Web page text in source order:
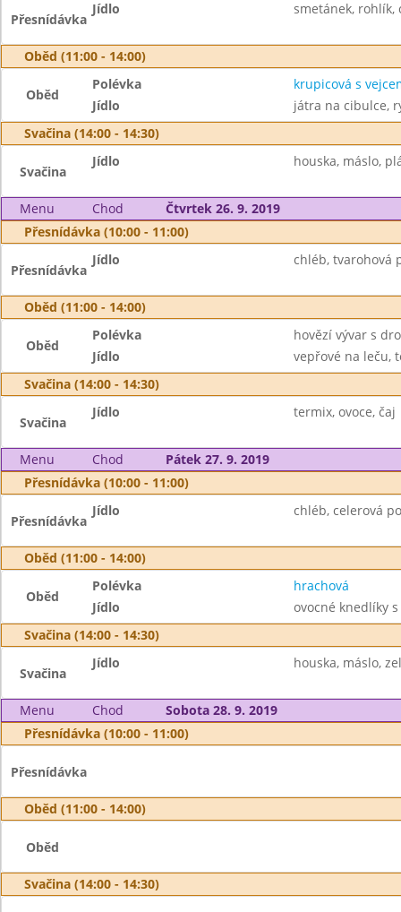
Přesnídávka
Jídlo smetánek, rohlík,
Oběd (11:00 - 14:00)
Oběd
Polévka
krupicová s
Jídlo
játra na cibulce,
Svačina (14:00 - 14:30)
Svačina
Jídlo houska, máslo,
Menu Chod
Čtvrtek 26. 9. 2019
Přesnídávka (10:00 - 11:00)
Přesnídávka
Jídlo chléb, tvarohová
Oběd (11:00 - 14:00)
Oběd
Polévka
hovězí vývar s
Jídlo
vepřové na leču,
Svačina (14:00 - 14:30)
Svačina
Jídlo termix, ovoce, čaj
Menu Chod
Pátek 27. 9. 2019
Přesnídávka (10:00 - 11:00)
Přesnídávka
Jídlo chléb, celerová
Oběd (11:00 - 14:00)
Oběd
Polévka
hrachová
Jídlo
ovocné knedlíky
Svačina (14:00 - 14:30)
Svačina
Jídlo houska, máslo,
Menu Chod
Sobota 28. 9. 2019
Přesnídávka (10:00 - 11:00)
Přesnídávka
Oběd (11:00 - 14:00)
Oběd
Svačina (14:00 - 14:30)